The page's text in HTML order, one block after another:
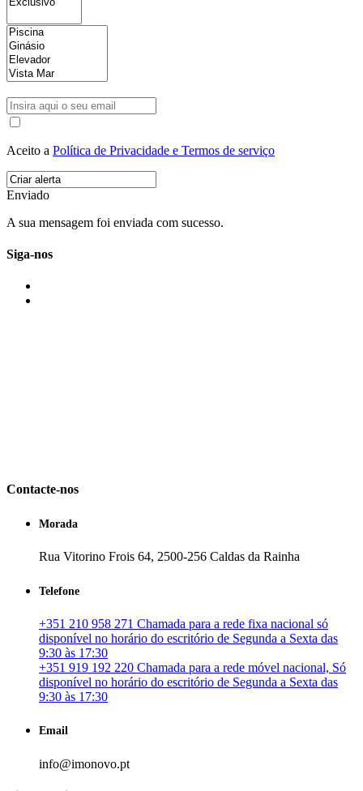
Aceito a Política de Privacidade e Termos de serviço
Enviado
A sua mensagem foi enviada com sucesso.
Siga-nos
Contacte-nos
Morada
Rua Vitorino Frois 64, 2500-256 Caldas da Rainha
Telefone
+351 210 958 271 Chamada para a rede fixa nacional só
disponível no horário do escritório de Segunda a Sexta das
9:30 às 17:30
+351 919 192 220 Chamada para a rede móvel nacional, Só
disponível no horário do escritório de Segunda a Sexta das
9:30 às 17:30
Email
info@imonovo.pt